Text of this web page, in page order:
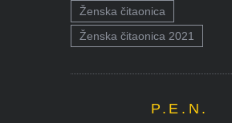
Ženska čitaonica
Ženska čitaonica 2021
P.E.N.